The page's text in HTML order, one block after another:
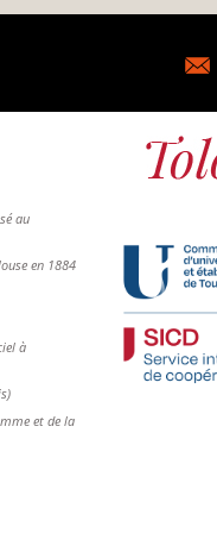
au
en 1884
à
et de la